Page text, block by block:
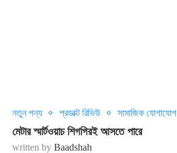
নতুন পন্য প্রডাক্ট রিভিউ সামাজিক যোগাযোগ
মেটার স্মার্টওয়াচ শিগগিরই আসতে পারে
written by Baadshah